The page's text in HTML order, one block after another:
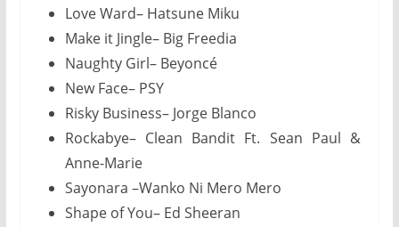
Love Ward– Hatsune Miku
Make it Jingle– Big Freedia
Naughty Girl– Beyoncé
New Face– PSY
Risky Business– Jorge Blanco
Rockabye– Clean Bandit Ft. Sean Paul &
Anne-Marie
Sayonara –Wanko Ni Mero Mero
Shape of You– Ed Sheeran